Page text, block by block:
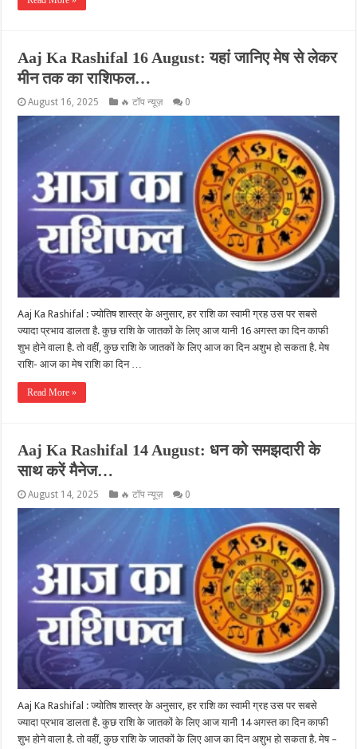
Aaj Ka Rashifal 16 August: यहां जानिए मेष से लेकर
मीन तक का राशिफल…
August 16, 2025 🔥 टॉप न्यूज़ 0
Aaj Ka Rashifal : ज्योतिष शास्त्र के अनुसार, हर राशि का स्वामी ग्रह उस पर सबसे
ज्यादा प्रभाव डालता है. कुछ राशि के जातकों के लिए आज यानी 16 अगस्त का दिन काफी
शुभ होने वाला है. तो वहीं, कुछ राशि के जातकों के लिए आज का दिन अशुभ हो सकता है. मेष
राशि- आज का मेष राशि का दिन …
Read More »
Aaj Ka Rashifal 14 August: धन को समझदारी के
साथ करें मैनेज…
August 14, 2025 🔥 टॉप न्यूज़ 0
Aaj Ka Rashifal : ज्योतिष शास्त्र के अनुसार, हर राशि का स्वामी ग्रह उस पर सबसे
ज्यादा प्रभाव डालता है. कुछ राशि के जातकों के लिए आज यानी 14 अगस्त का दिन काफी
शुभ होने वाला है. तो वहीं, कुछ राशि के जातकों के लिए आज का दिन अशुभ हो सकता है. मेष –